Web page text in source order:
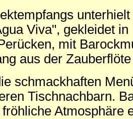
Viva", gekleidet
mit
aus der
schmackhaften
Tischnachbarn.
Atmosphäre